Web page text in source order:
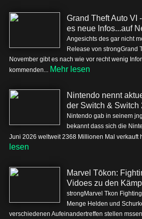
Grand Theft Auto VI
es neue Infos...auf
Angesichts des gar nicht
Release von strongGrand
November gibt es nach wie vor recht wenig
kommenden... Mehr lesen
Nintendo nennt
der Switch & Switch
Nintendo gab in seinem
bekannt dass sich die
Juni 2026 weltweit 2368 Millionen Mal verkauft
lesen
Marvel Tōkon:
Vidoes zu den
strongMarvel Tkon
Menge Helden und
verschiedenen Aufeinandertreffen stellen